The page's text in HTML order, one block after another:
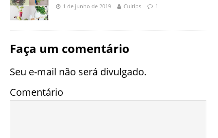
1 de junho de 2019 Cultips 1
Faça um comentário
Seu e-mail não será divulgado.
Comentário